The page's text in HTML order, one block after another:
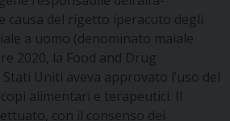
causa del rigetto iperacuto degli
a uomo (denominato maiale
2020, la Food and Drug
Uniti aveva approvato l’uso del
alimentari e terapeutici. Il
con il consenso dei